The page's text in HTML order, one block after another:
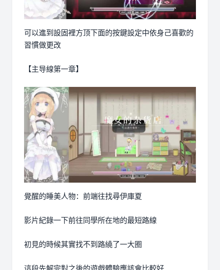
可以進到設固裡方顶下面的按鍵設定中依身己喜歡的
習慣做更改
【主导線第一章】
覺醒的睡美人物：前端往找尋伊庫夏
影片紀錄一下前往同學所在地的最短路線
初見的時候其實找不到路繞了一大圈